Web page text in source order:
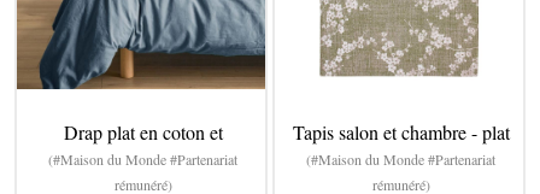
Drap plat en coton et
(#Maison du Monde #Partenariat
rémunéré)
Tapis salon et chambre - plat
(#Maison du Monde #Partenariat
rémunéré)